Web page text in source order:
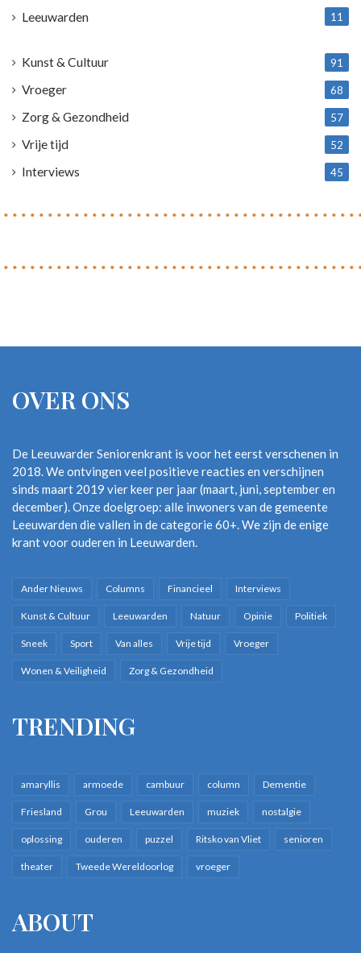
Leeuwarden
11
Kunst & Cultuur 91
Vroeger 68
Zorg & Gezondheid 57
Vrije tijd 52
Interviews 45
OVER ONS
De Leeuwarder Seniorenkrant is voor het eerst verschenen in
2018. We ontvingen veel positieve reacties en verschijnen
sinds maart 2019 vier keer per jaar (maart, juni, september en
december). Onze doelgroep: alle inwoners van de gemeente
Leeuwarden die vallen in de categorie 60+. We zijn de enige
krant voor ouderen in Leeuwarden.
Ander Nieuws Columns Financieel Interviews
Kunst & Cultuur Leeuwarden Natuur Opinie Politiek
Sneek Sport Van alles Vrije tijd Vroeger
Wonen & Veiligheid Zorg & Gezondheid
TRENDING
amaryllis armoede cambuur column Dementie
Friesland Grou Leeuwarden muziek nostalgie
oplossing ouderen puzzel Ritsko van Vliet senioren
theater Tweede Wereldoorlog vroeger
ABOUT